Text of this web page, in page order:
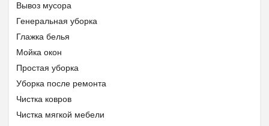
Вывоз мусора
Генеральная уборка
Глажка белья
Мойка окон
Простая уборка
Уборка после ремонта
Чистка ковров
Чистка мягкой мебели